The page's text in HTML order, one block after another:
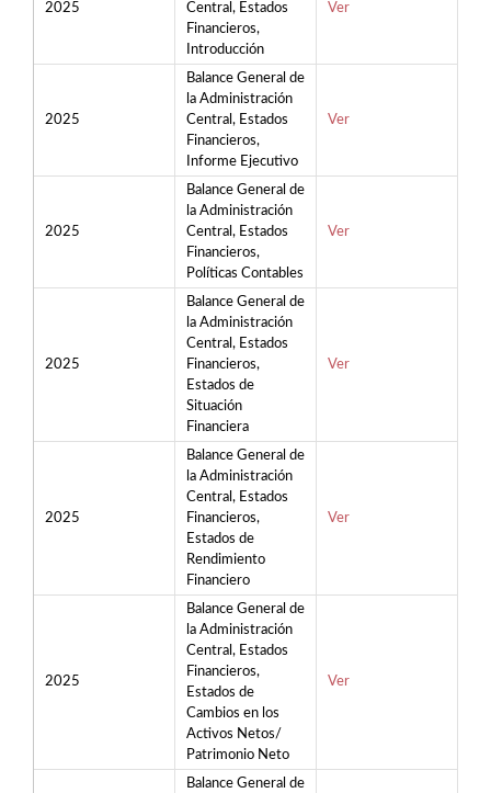
2025
Central, Estados
Financieros,
Introducción
Ver
2025
Balance General de
la Administración
Central, Estados
Financieros,
Informe Ejecutivo
Ver
2025
Balance General de
la Administración
Central, Estados
Financieros,
Políticas Contables
Ver
2025
Balance General de
la Administración
Central, Estados
Financieros,
Estados de
Situación
Financiera
Ver
2025
Balance General de
la Administración
Central, Estados
Financieros,
Estados de
Rendimiento
Financiero
Ver
2025
Balance General de
la Administración
Central, Estados
Financieros,
Estados de
Cambios en los
Activos Netos/
Patrimonio Neto
Ver
Balance General de